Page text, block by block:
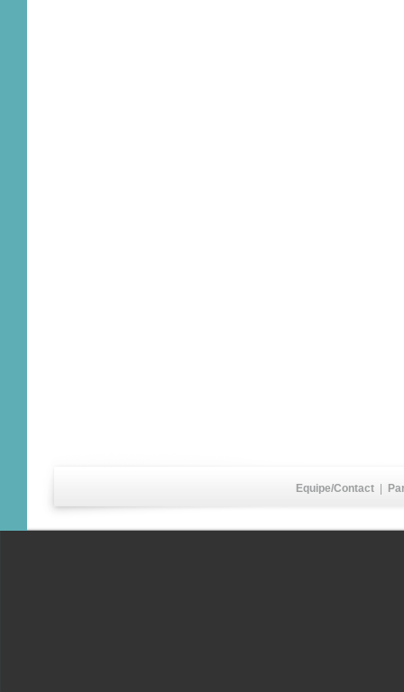
Equipe/Contact